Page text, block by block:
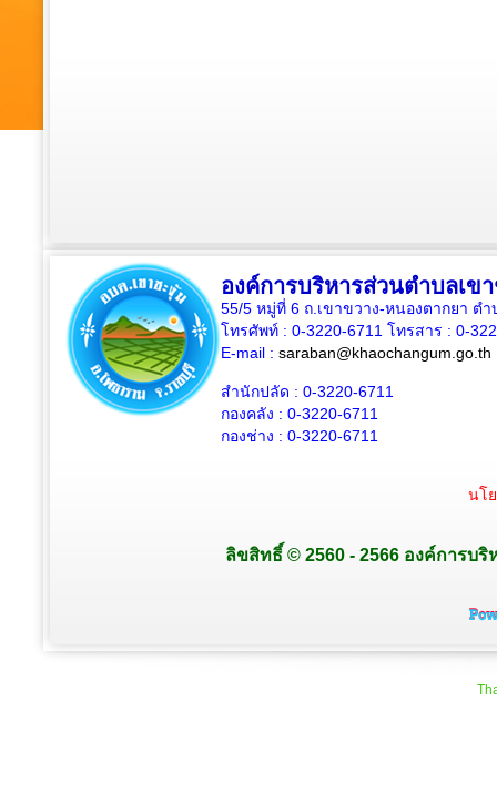
องค์การบริหารส่วนตำบลเข
55/5 หมู่ที่ 6 ถ.เขาขวาง-หนองตากยา ต
โทรศัพท์ : 0-3220-6711 โทรสาร : 0-
E-mail : saraban@khaochangum.go.th
สำนักปลัด : 0-3220-6711
กองคลัง : 0-3220-6711
กองช่าง : 0-3220-6711
นโ
ลิขสิทธิ์ © 2560 - 2566 องค์การบ